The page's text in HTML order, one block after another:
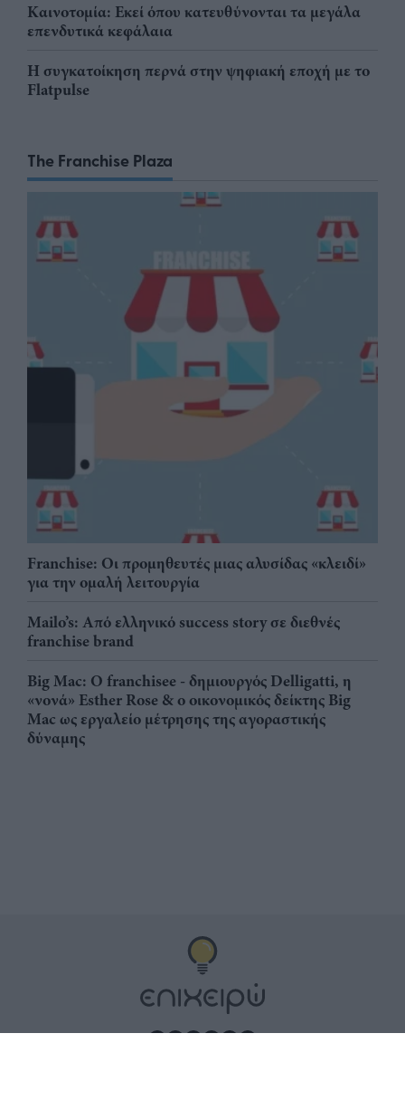
Καινοτομία: Εκεί όπου κατευθύνονται τα μεγάλα
επενδυτικά κεφάλαια
Η συγκατοίκηση περνά στην ψηφιακή εποχή με το
Flatpulse
The Franchise Plaza
Franchise: Οι προμηθευτές μιας αλυσίδας «κλειδί»
για την ομαλή λειτουργία
Mailo’s: Από ελληνικό success story σε διεθνές
franchise brand
Big Mac: Ο franchisee - δημιουργός Delligatti, η
«νονά» Esther Rose & ο οικονομικός δείκτης Big
Mac ως εργαλείο μέτρησης της αγοραστικής
δύναμης